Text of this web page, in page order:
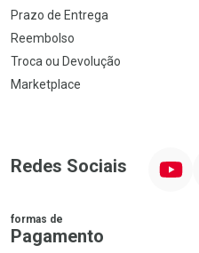
Prazo de Entrega
Reembolso
Troca ou Devolução
Marketplace
Redes Sociais
formas de
Pagamento